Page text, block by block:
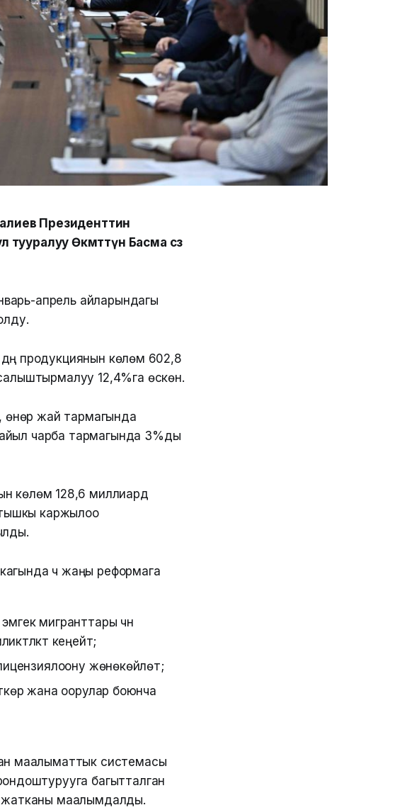
Президенттин
Өкмөттүн Басма сөз
апрель айларындагы
продукциянын көлөмү 602,8
12,4%га өскөн.
өнөр жай тармагында
чарба тармагында 3%ды
көлөмү 128,6 миллиард
тышкы каржылоо
үч жаңы реформага
мигранттары үчүн
кеңейтүү;
жөнөкөйлөтүү;
жана оорулар боюнча
маалыматтык системасы
багытталган
жатканы маалымдалды.